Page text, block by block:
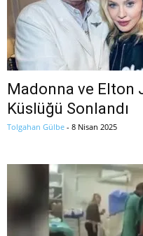
Madonna ve Elton
Küslüğü Sonlandı
Tolgahan Gülbe - 8 Nisan 2025